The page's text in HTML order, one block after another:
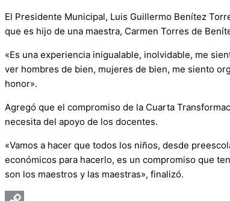
El Presidente Municipal, Luis Guillermo Benítez
que es hijo de una maestra, Carmen Torres de
«Es una experiencia inigualable, inolvidable, me
ver hombres de bien, mujeres de bien, me siento
honor».
Agregó que el compromiso de la Cuarta
necesita del apoyo de los docentes.
«Vamos a hacer que todos los niños, desde
económicos para hacerlo, es un compromiso que
son los maestros y las maestras», finalizó.